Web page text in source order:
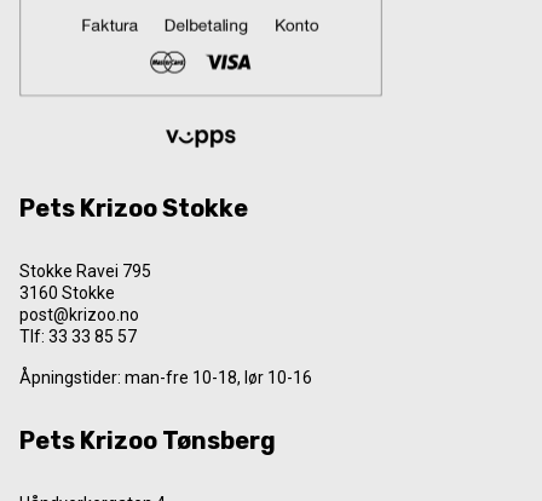
Pets Krizoo Stokke
Stokke Ravei 795
3160 Stokke
post@krizoo.no
Tlf: 33 33 85 57
Åpningstider: man-fre 10-18, lør 10-16
Pets Krizoo Tønsberg